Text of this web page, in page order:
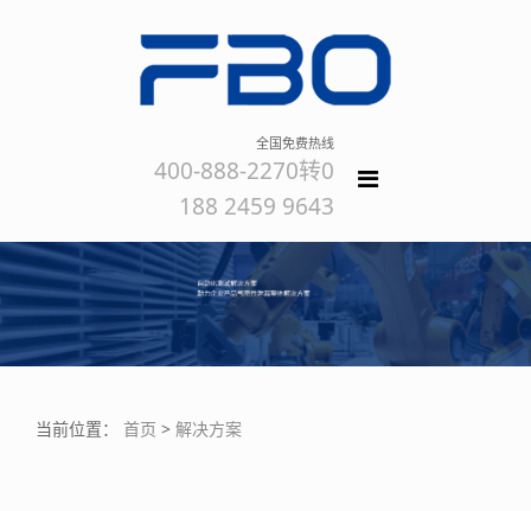
全国免费热线
400-888-2270转0
188 2459 9643
当前位置： 首页 > 解决方案